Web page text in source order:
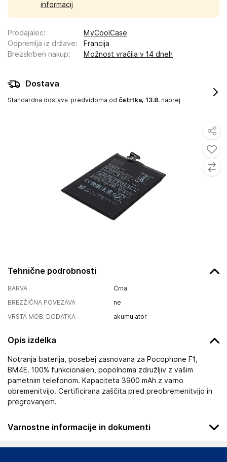
Tehnične podrobnosti
BARVA
Črna
BREZŽIČNA POVEZAVA
ne
VRSTA MOB. DODATKA
akumulator
Opis izdelka
Notranja baterija, posebej zasnovana za Pocophone F1,
BM4E. 100% funkcionalen, popolnoma združljiv z vašim
pametnim telefonom. Kapaciteta 3900 mAh z varno
obremenitvijo. Certificirana zaščita pred preobremenitvijo in
pregrevanjem.
Varnostne informacije in dokumenti
Podatki o proizvajalcu
informacij
Prodajalec:
MyCoolCase
Odpremlja iz države:
Francija
Brezskrben nakup: Možnost vračila v 14 dneh
Dostava
Standardna dostava predvidoma od četrtka, 13.8. naprej